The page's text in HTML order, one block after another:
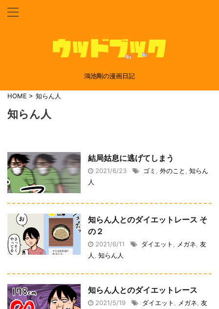
鴻池剛の漫画日記
HOME > 知らん人
知らん人
結局姑息に逃げてしまう
2021/6/23 ゴミ 外のこと
知らん
人
知らん人とのダイエットレース そ
の２
2021/6/11 ダイエット メガネ 友
人
知らん人
知らん人とのダイエットレース
2021/5/19 ダイエット メガネ 友